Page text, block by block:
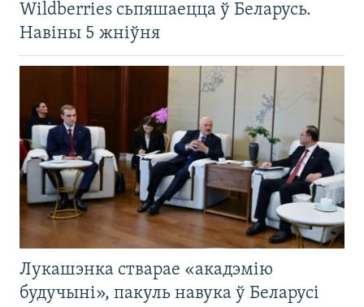
Wildberries сьпяшаецца ў Беларусь.
Навіны 5 жніўня
Лукашэнка стварае «акадэмію
будучыні», пакуль навука ў Беларусі